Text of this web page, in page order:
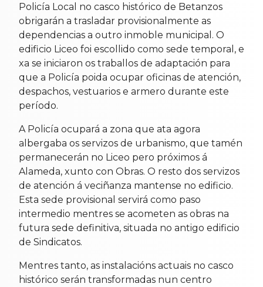
Policía Local no casco histórico de Betanzos
obrigarán a trasladar provisionalmente as
dependencias a outro inmoble municipal. O
edificio Liceo foi escollido como sede temporal, e
xa se iniciaron os traballos de adaptación para
que a Policía poida ocupar oficinas de atención,
despachos, vestuarios e armero durante este
período.
A Policía ocupará a zona que ata agora
albergaba os servizos de urbanismo, que tamén
permanecerán no Liceo pero próximos á
Alameda, xunto con Obras. O resto dos servizos
de atención á veciñanza mantense no edificio.
Esta sede provisional servirá como paso
intermedio mentres se acometen as obras na
futura sede definitiva, situada no antigo edificio
de Sindicatos.
Mentres tanto, as instalacións actuais no casco
histórico serán transformadas nun centro